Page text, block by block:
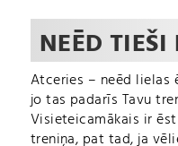
NEĒD
Atceries – neēd lielas
jo tas padarīs Tavu
Visieteicamākais ir
treniņa, pat tad, ja